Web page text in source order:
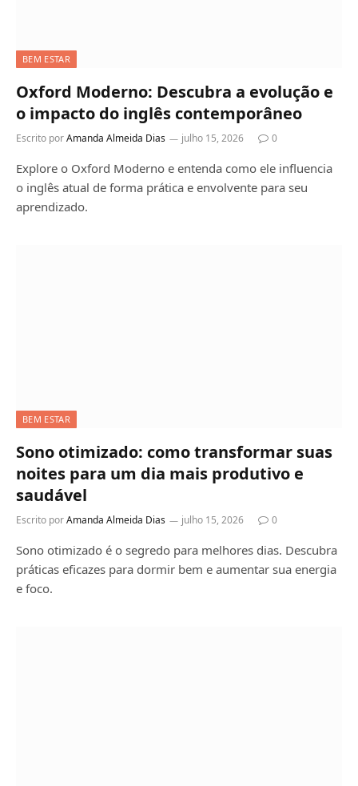
BEM ESTAR
Oxford Moderno: Descubra a evolução e
o impacto do inglês contemporâneo
Escrito porAmanda Almeida Dias julho 15, 2026 0
Explore o Oxford Moderno e entenda como ele influencia
o inglês atual de forma prática e envolvente para seu
aprendizado.
BEM ESTAR
Sono otimizado: como transformar suas
noites para um dia mais produtivo e
saudável
Escrito porAmanda Almeida Dias julho 15, 2026 0
Sono otimizado é o segredo para melhores dias. Descubra
práticas eficazes para dormir bem e aumentar sua energia
e foco.